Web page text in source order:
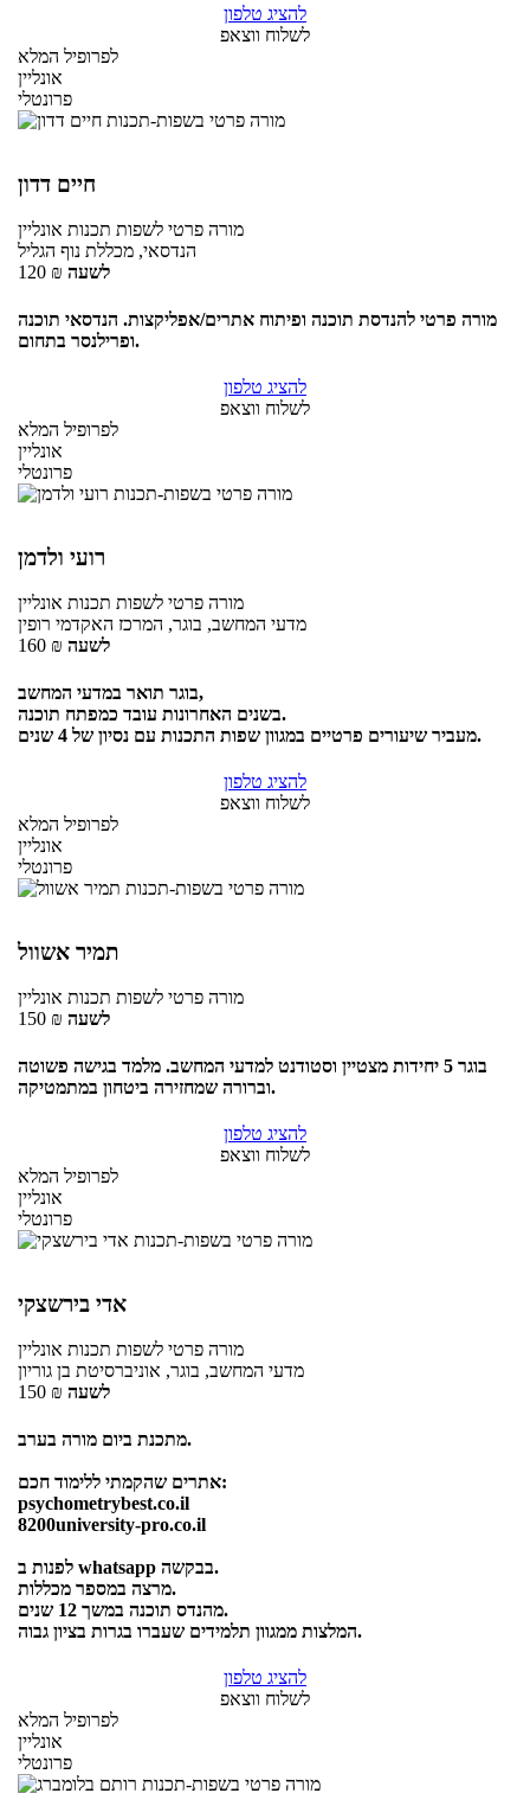
להציג טלפון
לשלוח ווצאפ
לפרופיל המלא
אונליין
פרונטלי
חיים דדון
מורה פרטי לשפות תכנות אונליין
הנדסאי, מכללת נוף הגליל
120 ₪ לשעה
מורה פרטי להנדסת תוכנה ופיתוח אתרים/אפליקצות. הנדסאי תוכנה
ופרילנסר בתחום.
להציג טלפון
לשלוח ווצאפ
לפרופיל המלא
אונליין
פרונטלי
רועי ולדמן
מורה פרטי לשפות תכנות אונליין
מדעי המחשב, בוגר, המרכז האקדמי רופין
160 ₪ לשעה
בוגר תואר במדעי המחשב,
בשנים האחרונות עובד כמפתח תוכנה.
מעביר שיעורים פרטיים במגוון שפות התכנות עם נסיון של 4 שנים.
להציג טלפון
לשלוח ווצאפ
לפרופיל המלא
אונליין
פרונטלי
תמיר אשוול
מורה פרטי לשפות תכנות אונליין
150 ₪ לשעה
בוגר 5 יחידות מצטיין וסטודנט למדעי המחשב. מלמד בגישה פשוטה
וברורה שמחזירה ביטחון במתמטיקה.
להציג טלפון
לשלוח ווצאפ
לפרופיל המלא
אונליין
פרונטלי
אדי בירשצקי
מורה פרטי לשפות תכנות אונליין
מדעי המחשב, בוגר, אוניברסיטת בן גוריון
150 ₪ לשעה
מתכנת ביום מורה בערב.
אתרים שהקמתי ללימוד חכם:
psychometrybest.co.il
8200university-pro.co.il
לפנות ב whatsapp בבקשה.
מרצה במספר מכללות.
מהנדס תוכנה במשך 12 שנים.
המלצות ממגוון תלמידים שעברו בגרות בציון גבוה.
להציג טלפון
לשלוח ווצאפ
לפרופיל המלא
אונליין
פרונטלי